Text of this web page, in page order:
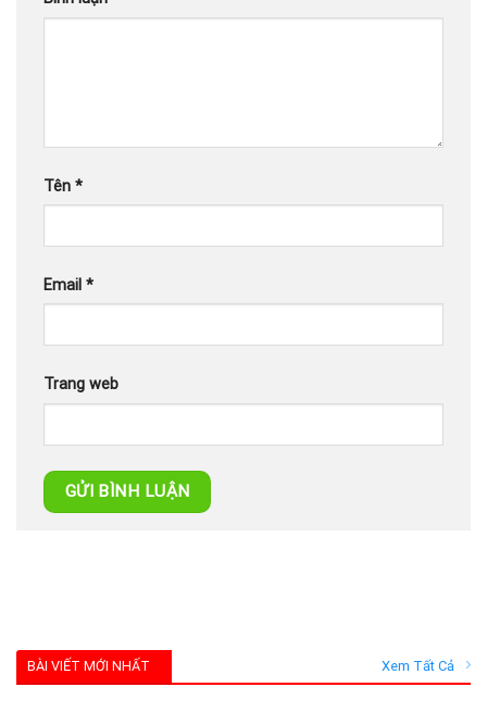
Tên *
Email *
Trang web
BÀI VIẾT MỚI NHẤT Xem Tất Cả